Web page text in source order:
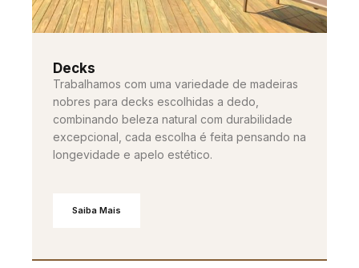
Decks
Trabalhamos com uma variedade de madeiras
nobres para decks escolhidas a dedo,
combinando beleza natural com durabilidade
excepcional, cada escolha é feita pensando na
longevidade e apelo estético.
Saiba Mais